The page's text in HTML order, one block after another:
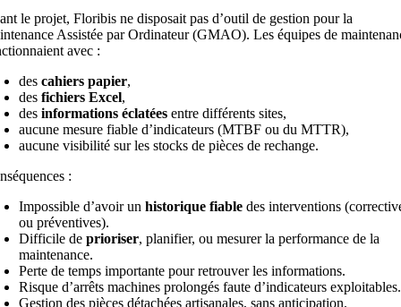
le projet, Floribis ne disposait pas d’outil de gestion pour la
Assistée par Ordinateur (GMAO). Les équipes de
avec :
descahiers papier,
desfichiers Excel,
desinformations éclatées entre différents sites,
aucune mesure fiable d’indicateurs (MTBF ou du MTTR),
aucune visibilité sur les stocks de pièces de rechange.
:
Impossible d’avoir unhistorique fiable des interventions
ou préventives).
Difficile deprioriser, planifier, ou mesurer la performance de la
maintenance.
Perte de temps importante pour retrouver les informations.
Risque d’arrêts machines prolongés faute d’indicateurs exploitables.
Gestion des pièces détachées artisanales, sans anticipation.